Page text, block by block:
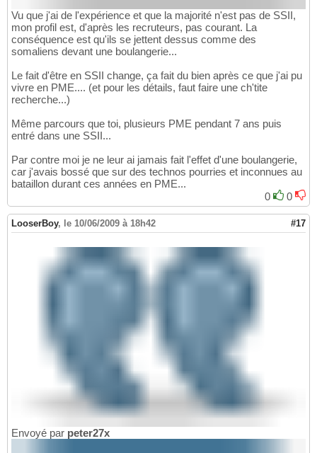
Vu que j'ai de l'expérience et que la majorité n'est pas de SSII,
mon profil est, d'après les recruteurs, pas courant. La
conséquence est qu'ils se jettent dessus comme des
somaliens devant une boulangerie...
Le fait d'être en SSII change, ça fait du bien après ce que j'ai pu
vivre en PME.... (et pour les détails, faut faire une ch'tite
recherche...)
Même parcours que toi, plusieurs PME pendant 7 ans puis
entré dans une SSII...
Par contre moi je ne leur ai jamais fait l'effet d'une boulangerie,
car j'avais bossé que sur des technos pourries et inconnues au
bataillon durant ces années en PME...
0
0
LooserBoy, le 10/06/2009 à 18h42 #17
Envoyé par peter27x